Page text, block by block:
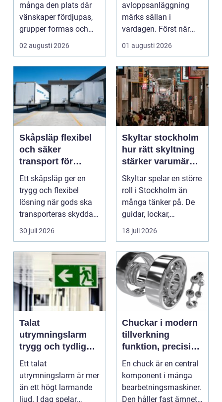
många den plats där
vänskaper fördjupas,
grupper formas och
viktiga samtal får t...
02 augusti 2026
avloppsanläggning
märks sällan i
vardagen. Först när
brunnar svämmar över,
avlopp börj...
01 augusti 2026
Skåpsläp flexibel
och säker
transport för
företag och
privatpersoner
Ett skåpsläp ger en
trygg och flexibel
lösning när gods ska
transporteras skyddat
mot väder, insyn o...
30 juli 2026
Skyltar stockholm
hur rätt skyltning
stärker varumärket
i stadsmiljön
Skyltar spelar en större
roll i Stockholm än
många tänker på. De
guidar, lockar,
inspirerar och skap...
18 juli 2026
Talat
utrymningslarm
trygg och tydlig
vägledning vid kris
Ett talat
utrymningslarm är mer
än ett högt larmande
ljud. I dag spelar
Chuckar i modern
tillverkning
funktion, precision
och smarta val
En chuck är en central
komponent i många
bearbetningsmaskiner.
Den håller fast ämnet